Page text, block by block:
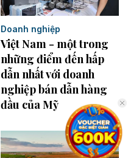
Doanh nghiệp
Việt Nam - một trong
những điểm đến hấp
dẫn nhất với doanh
nghiệp bán dẫn hàng
đầu của Mỹ